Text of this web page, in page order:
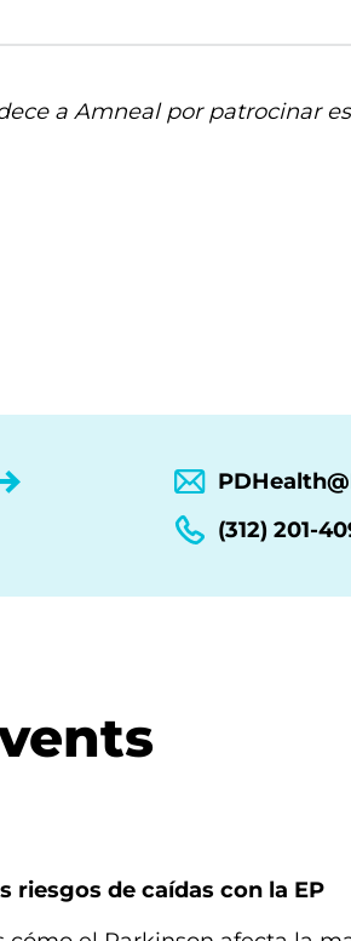
a Amneal por patrocinar
(312) 201-
de caídas con la EP